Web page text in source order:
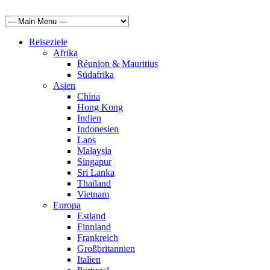
Reiseziele
Afrika
Réunion & Mauritius
Südafrika
Asien
China
Hong Kong
Indien
Indonesien
Laos
Malaysia
Singapur
Sri Lanka
Thailand
Vietnam
Europa
Estland
Finnland
Frankreich
Großbritannien
Italien